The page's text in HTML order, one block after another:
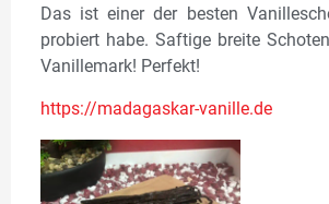
Das ist einer der besten
probiert habe. Saftige breite
Vanillemark! Perfekt!
https://madagaskar-vanille.de